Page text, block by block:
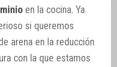
en la cocina. Ya
si queremos
arena en la reducción
con la que estamos